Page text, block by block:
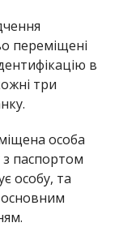
переміщені
в
три
особа
паспортом
особу, та